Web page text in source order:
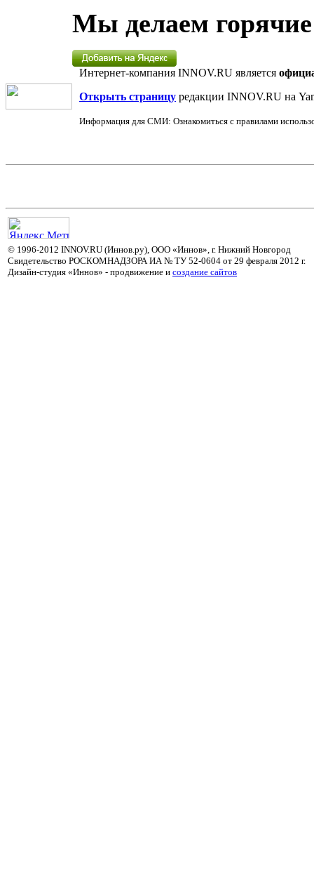
Мы делаем горячие
Интернет-компания INNOV.RU является
Открыть страницу редакции INNOV.RU на
Информация для СМИ: Ознакомиться с правилами
© 1996-2012 INNOV.RU (Иннов.ру), ООО «Иннов», г. Нижний Новгород
Свидетельство РОСКОМНАДЗОРА ИА № ТУ 52-0604 от 29 февраля 2012 г.
Дизайн-студия «Иннов» - продвижение и cоздание сайтов